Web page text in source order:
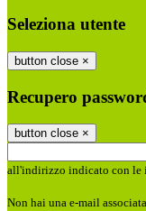
Seleziona utente
button close ×
Recupero
button close ×
all'indirizzo indicato con le
Non hai una e-mail